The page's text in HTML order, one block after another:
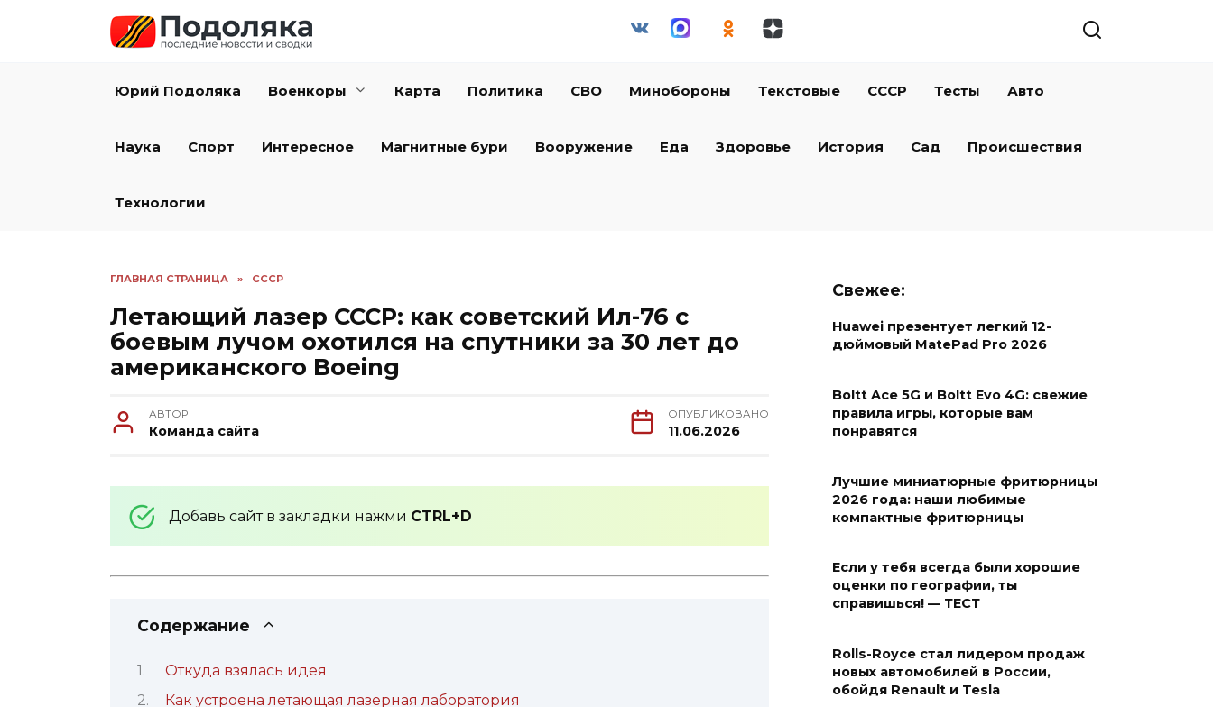
Юрий Подоляка Военкоры Карта Политика СВО Минобороны Текстовые СССР Тесты Авто
Наука Спорт Интересное Магнитные бури Вооружение Еда Здоровье История Сад Происшествия
Технологии
ГЛАВНАЯ СТРАНИЦА » СССР
Летающий лазер СССР: как советский Ил-76 с
боевым лучом охотился на спутники за 30 лет до
американского Boeing
АВТОР
Команда сайта
ОПУБЛИКОВАНО
11.06.2026
Добавь сайт в закладки нажми CTRL+D
Содержание
Откуда взялась идея
Как устроена летающая лазерная лаборатория
Свежее:
Huawei презентует легкий 12-
дюймовый MatePad Pro 2026
Boltt Ace 5G и Boltt Evo 4G: свежие
правила игры, которые вам
понравятся
Лучшие миниатюрные фритюрницы
2026 года: наши любимые
компактные фритюрницы
Если у тебя всегда были хорошие
оценки по географии, ты
справишься! — ТЕСТ
Rolls-Royce стал лидером продаж
новых автомобилей в России,
обойдя Renault и Tesla